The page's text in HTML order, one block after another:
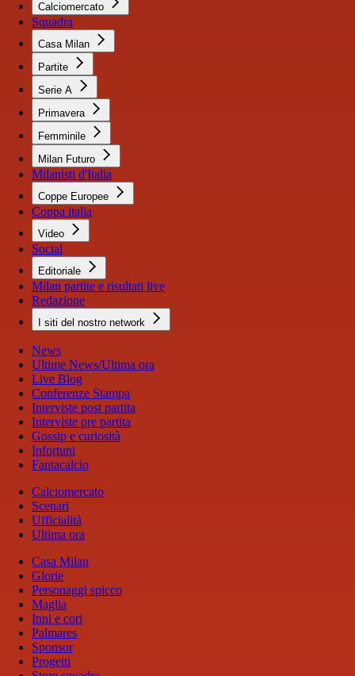
Calciomercato
Squadra
Casa Milan
Partite
Serie A
Primavera
Femminile
Milan Futuro
Milanisti d'Italia
Coppe Europee
Coppa italia
Video
Social
Editoriale
Milan partite e risultati live
Redazione
I siti del nostro network
News
Ultime News/Ultima ora
Live Blog
Conferenze Stampa
Interviste post partita
Interviste pre partita
Gossip e curiosità
Infortuni
Fantacalcio
Calciomercato
Scenari
Ufficialità
Ultima ora
Casa Milan
Glorie
Personaggi spicco
Maglia
Inni e cori
Palmares
Sponsor
Progetti